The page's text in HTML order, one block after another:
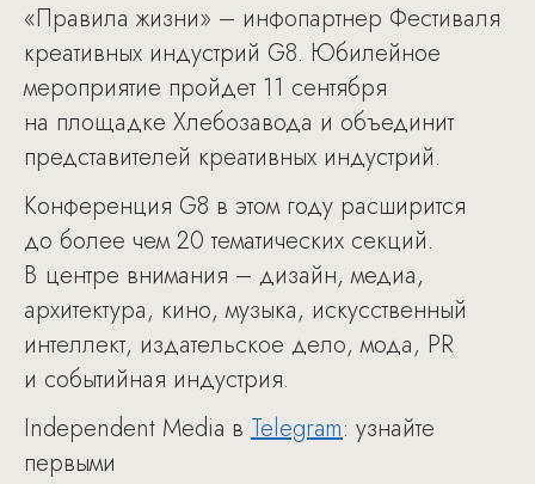
«Правила жизни» – инфопартнер Фестиваля
креативных индустрий G8. Юбилейное
мероприятие пройдет 11 сентября
на площадке Хлебозавода и объединит
представителей креативных индустрий.
Конференция G8 в этом году расширится
до более чем 20 тематических секций.
В центре внимания – дизайн, медиа,
архитектура, кино, музыка, искусственный
интеллект, издательское дело, мода, PR
и событийная индустрия.
Independent Media в Telegram: узнайте
первыми